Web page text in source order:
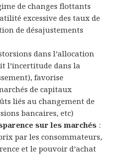
de changes flottants
excessive des taux de
de désajustements
dans l’allocation
l’incertitude dans la
favorise
de capitaux
liés au changement de
bancaires, etc)
sur les marchés :
par les consommateurs,
et le pouvoir d’achat